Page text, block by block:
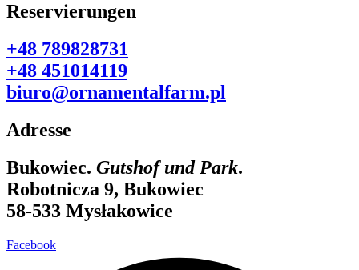
Reservierungen
+48 789828731
+48 451014119
biuro@ornamentalfarm.pl
Adresse
Bukowiec. Gutshof und Park.
Robotnicza 9, Bukowiec
58-533 Mysłakowice
Facebook